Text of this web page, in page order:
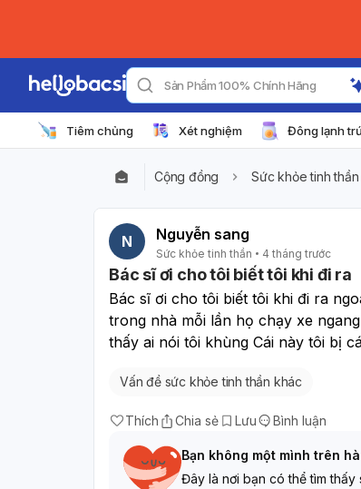
Sản Phẩm 100% Chính Hãng
Tiêm chủng Xét nghiệm Đông lạnh
Cộng đồng Sức khỏe tinh thần
N Nguyễn sang
Sức khỏe tinh thần 4 tháng trước
Bác sĩ ơi cho tôi biết tôi khi đi ra
Bác sĩ ơi cho tôi biết tôi khi đi ra
trong nhà mỗi lần họ chạy xe
thấy ai nói tôi khùng Cái này tôi bị
Vấn đề sức khỏe tinh thần khác
Thích Chia sẻ Lưu Bình luận
Bạn không một mình trên
Đây là nơi bạn có thể tìm thấy